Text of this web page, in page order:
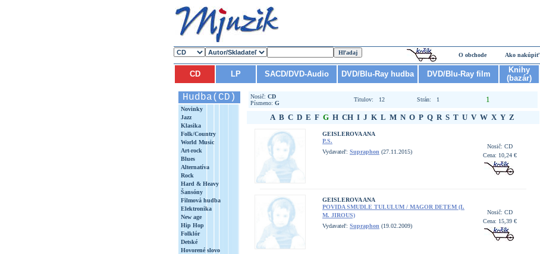
O obchode Ako nakúpiť
CD LP SACD/DVD-Audio DVD/Blu-Ray hudba DVD/Blu-Ray film
Knihy
(bazár)
Hudba(CD)
Novinky
Jazz
Klasika
Folk/Country
World Music
Art-rock
Blues
Alternatíva
Rock
Hard & Heavy
Šansóny
Filmová hudba
Elektronika
New age
Hip Hop
Folklór
Detské
Hovorené slovo
Nosič: CD
Písmeno: G
Titulov: 12 Strán: 1
1
A B C D E F G H CH I J K L M N O P Q R S T U V W X Y Z
GEISLEROVA ANA
P.S.
Vydavateľ: Supraphon (27.11.2015)
Nosič: CD
Cena: 10,24 €
GEISLEROVA ANA
POVIDA SMUDLE TULULUM / MAGOR DETEM (I.
M. JIROUS)
Vydavateľ: Supraphon (19.02.2009)
Nosič: CD
Cena: 15,39 €